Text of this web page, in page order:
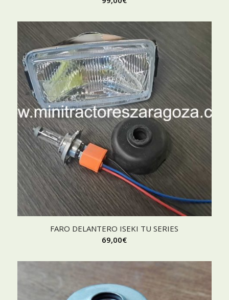
FARO DELANTERO ISEKI TU SERIES
69,00€